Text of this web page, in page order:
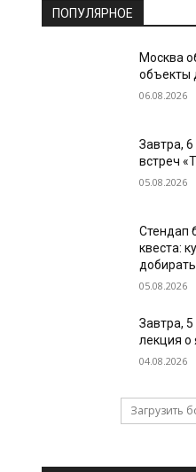
ПОПУЛЯРНОЕ
Москва
объекты
06.08.2026
Завтра,
встреч
05.08.2026
Стендап
квеста:
05.08.2026
Завтра,
лекция о
04.08.2026
Загрузить